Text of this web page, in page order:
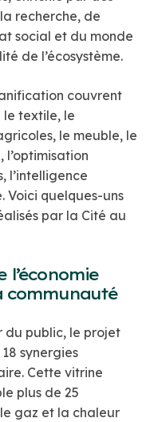
recherche, de
social et du monde
de l’écosystème.
couvrent
le textile, le
le meuble, le
l’intelligence
Voici quelques-uns
par la Cité au
l’économie
communauté
public, le projet
synergies
Cette vitrine
plus de 25
gaz et la chaleur